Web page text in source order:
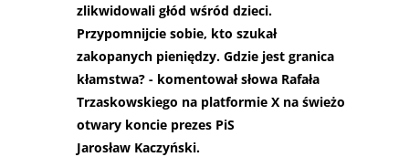
zlikwidowali głód wśród dzieci.
Przypomnijcie sobie, kto szukał
zakopanych pieniędzy. Gdzie jest granica
kłamstwa? - komentował słowa Rafała
Trzaskowskiego na platformie X na świeżo
otwary koncie prezes PiS
Jarosław Kaczyński.